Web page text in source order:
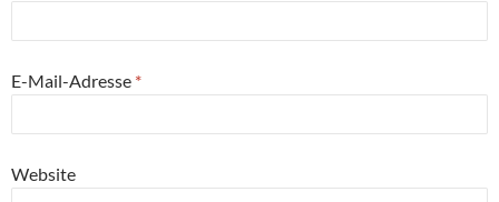
E-Mail-Adresse *
Website